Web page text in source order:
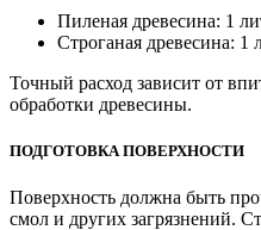
Пиленая древесина: 1
Строганая древесина: 1
Точный расход зависит от
обработки древесины.
ПОДГОТОВКА ПОВЕРХНОСТИ
Поверхность должна быть
смол и других загрязнений.